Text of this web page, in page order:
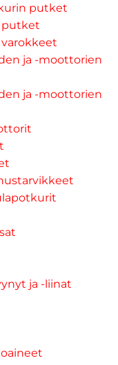
putket
putket
ja -moottorien
ja -moottorien
ja -liinat